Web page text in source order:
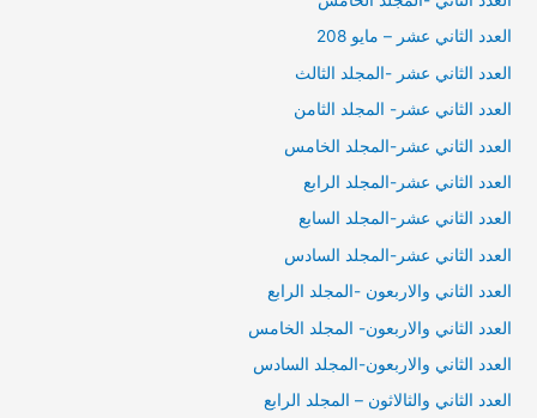
العدد الثاني عشر – مايو 208
العدد الثاني عشر -المجلد الثالث
العدد الثاني عشر- المجلد الثامن
العدد الثاني عشر-المجلد الخامس
العدد الثاني عشر-المجلد الرابع
العدد الثاني عشر-المجلد السابع
العدد الثاني عشر-المجلد السادس
العدد الثاني والاربعون -المجلد الرابع
العدد الثاني والاربعون- المجلد الخامس
العدد الثاني والاربعون-المجلد السادس
العدد الثاني والثالاثون – المجلد الرابع